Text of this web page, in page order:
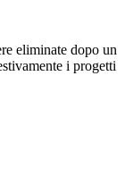
eliminate dopo un
i progetti